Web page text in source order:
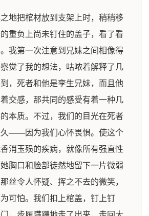
地把棺材放到支架上时，稍稍移
重负上尚未钉住的盖子，看了看
我第一次注意到兄妹之间相像得
觉了我的想法，咕哝着解释了几
，死者和他是孪生兄妹，而且他
交感，那共同的感受有着一种几
本质。不过，我们的目光在死者
久——因为我们心怀畏惧。使这个
消玉殒的疾病，就像所有强直性
胸口和脸部徒然地留下一片微弱
丝令人怀疑、挥之不去的微笑，
可怕。我们扣上棺盖，钉上钉